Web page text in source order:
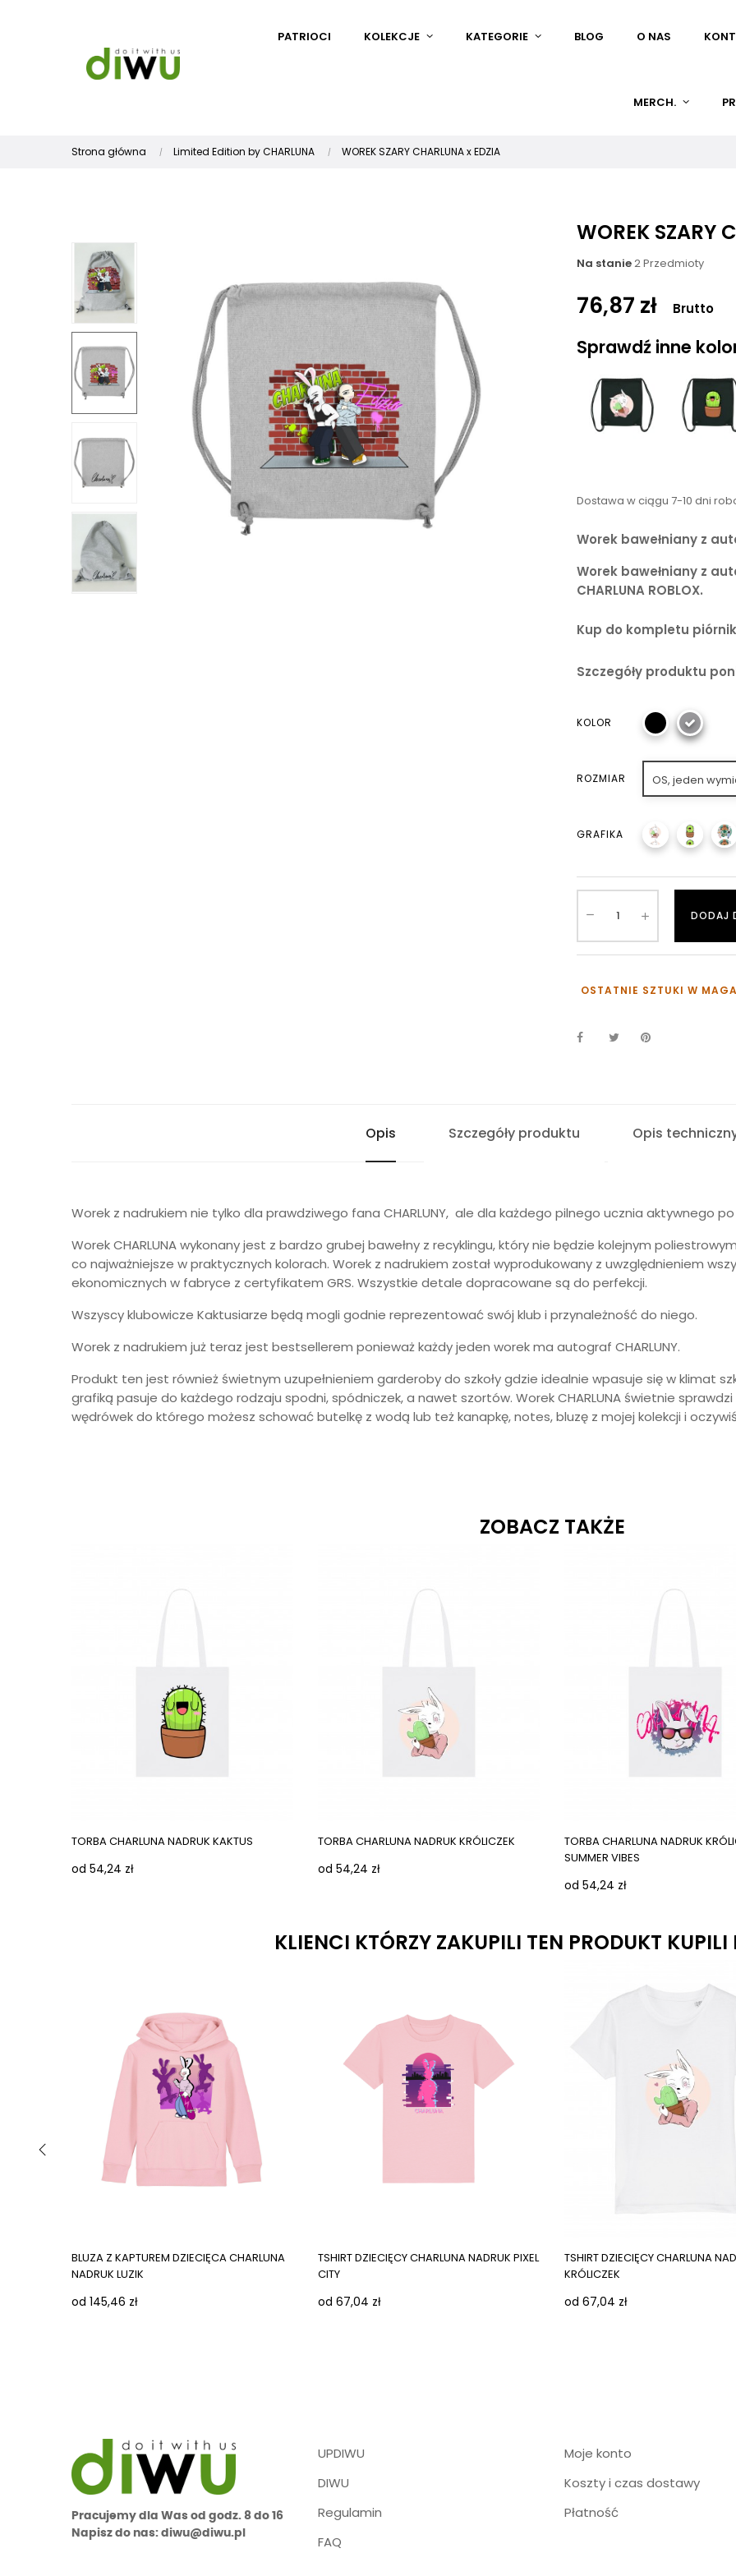
PATRIOCI KOLEKCJE KATEGORIE BLOG O NAS
MERCH.
Strona główna Limited Edition by CHARLUNA WOREK SZARY CHARLUNA x EDZIA
WOREK SZARY
Na stanie2 Przedmioty
76,87 zł Brutto
Sprawdź inne
Dostawa w ciągu 7-10 dni
Worek bawełniany z
Worek bawełniany z
CHARLUNA ROBLOX.
Kup do kompletu
Szczegóły produktu
KOLOR
ROZMIAR OS, jeden
GRAFIKA
DODAJ
OSTATNIE SZTUKI W
Opis Szczegóły produktu Opis
Worek z nadrukiem nie tylko dla prawdziwego fana CHARLUNY, ale dla każdego pilnego ucznia aktywnego po
Worek CHARLUNA wykonany jest z bardzo grubej bawełny z recyklingu, który nie będzie kolejnym
co najważniejsze w praktycznych kolorach. Worek z nadrukiem został wyprodukowany z uwzględnieniem
ekonomicznych w fabryce z certyfikatem GRS. Wszystkie detale dopracowane są do perfekcji.
Wszyscy klubowicze Kaktusiarze będą mogli godnie reprezentować swój klub i przynależność do niego.
Worek z nadrukiem już teraz jest bestsellerem ponieważ każdy jeden worek ma autograf CHARLUNY.
Produkt ten jest również świetnym uzupełnieniem garderoby do szkoły gdzie idealnie wpasuje się w klimat
grafiką pasuje do każdego rodzaju spodni, spódniczek, a nawet szortów. Worek CHARLUNA świetnie
wędrówek do którego możesz schować butelkę z wodą lub też kanapkę, notes, bluzę z mojej kolekcji i
ZOBACZ TAKŻE
TORBA CHARLUNA NADRUK KAKTUS
od 54,24 zł
TORBA CHARLUNA NADRUK KRÓLICZEK
od 54,24 zł
TORBA CHARLUNA NADRUK
SUMMER VIBES
od 54,24 zł
KLIENCI KTÓRZY ZAKUPILI TEN PRODUKT KUPILI
BLUZA Z KAPTUREM DZIECIĘCA CHARLUNA
NADRUK LUZIK
od 145,46 zł
TSHIRT DZIECIĘCY CHARLUNA NADRUK PIXEL
CITY
od 67,04 zł
TSHIRT DZIECIĘCY CHARLUNA
KRÓLICZEK
od 67,04 zł
Pracujemy dla Was od godz. 8 do 16
Napisz do nas: diwu@diwu.pl
UPDIWU
DIWU
Regulamin
FAQ
Moje konto
Koszty i czas dostawy
Płatność